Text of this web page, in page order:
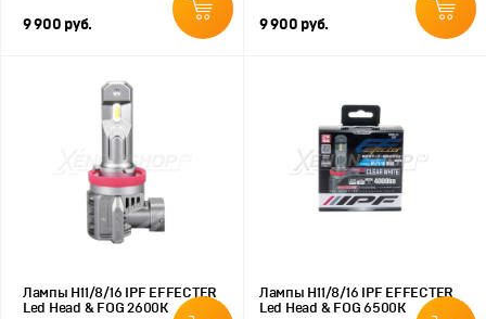
9 900 руб. 9 900 руб.
Лампы H11/8/16 IPF EFFECTER
Led Head & FOG 2600K
Лампы H11/8/16 IPF EFFECTER
Led Head & FOG 6500K